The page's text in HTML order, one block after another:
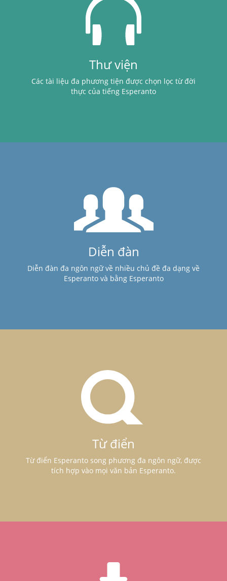
Thư viện
Các tài liệu đa phương tiện được chọn lọc từ đời
thực của tiếng Esperanto
Diễn đàn
Diễn đàn đa ngôn ngữ về nhiều chủ đề đa dạng về
Esperanto và bằng Esperanto
Từ điển
Từ điển Esperanto song phương đa ngôn ngữ, được
tích hợp vào mọi văn bản Esperanto.